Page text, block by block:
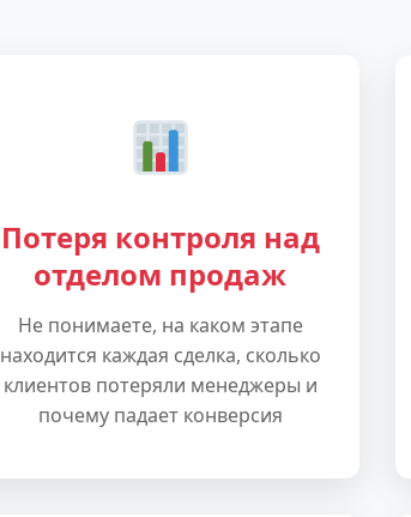
Потеря контроля над
отделом продаж
Не понимаете, на каком этапе
находится каждая сделка, сколько
клиентов потеряли менеджеры и
почему падает конверсия